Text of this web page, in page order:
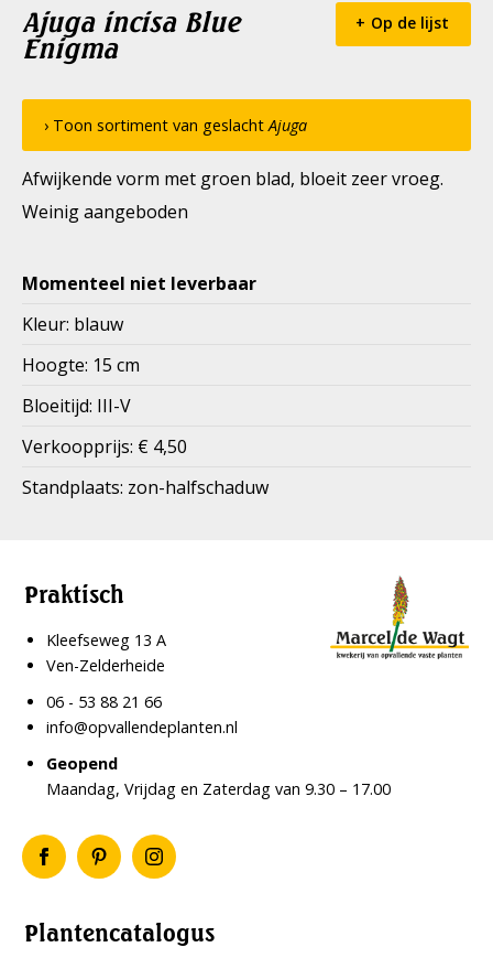
Ajuga incisa Blue
Enigma
Op de lijst
› Toon sortiment van geslachtAjuga
Afwijkende vorm met groen blad, bloeit zeer vroeg.
Weinig aangeboden
Momenteel niet leverbaar
Kleur: blauw
Hoogte: 15 cm
Bloeitijd: III-V
Verkoopprijs: € 4,50
Standplaats: zon-halfschaduw
Plantencatalogus
Praktisch
Kleefseweg 13 A
Ven-Zelderheide
06 - 53 88 21 66
info@opvallendeplanten.nl
Geopend
Maandag, Vrijdag en Zaterdag van 9.30 – 17.00